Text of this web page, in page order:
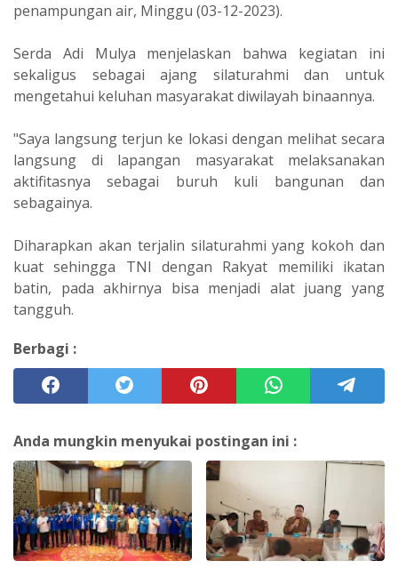
penampungan air, Minggu (03-12-2023).
Serda Adi Mulya menjelaskan bahwa kegiatan ini
sekaligus sebagai ajang silaturahmi dan untuk
mengetahui keluhan masyarakat diwilayah binaannya.
"Saya langsung terjun ke lokasi dengan melihat secara
langsung di lapangan masyarakat melaksanakan
aktifitasnya sebagai buruh kuli bangunan dan
sebagainya.
Diharapkan akan terjalin silaturahmi yang kokoh dan
kuat sehingga TNI dengan Rakyat memiliki ikatan
batin, pada akhirnya bisa menjadi alat juang yang
tangguh.
Berbagi :
Anda mungkin menyukai postingan ini :